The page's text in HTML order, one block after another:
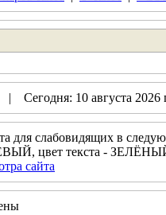
Сегодня: 10 августа
для слабовидящих в
цвет текста -
сайта